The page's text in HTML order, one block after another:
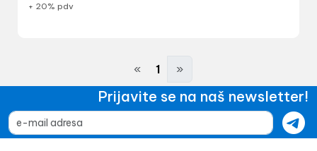
+ 20% pdv
« 1 »
Prijavite se na naš newsletter!